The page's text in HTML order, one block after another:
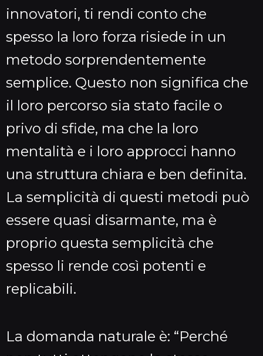
innovatori, ti rendi conto che
spesso la loro forza risiede in un
metodo sorprendentemente
semplice. Questo non significa che
il loro percorso sia stato facile o
privo di sfide, ma che la loro
mentalità e i loro approcci hanno
una struttura chiara e ben definita.
La semplicità di questi metodi può
essere quasi disarmante, ma è
proprio questa semplicità che
spesso li rende così potenti e
replicabili.
La domanda naturale è: “Perché